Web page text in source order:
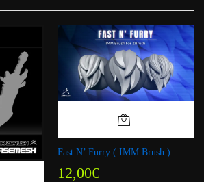
Fast N’ Furry ( IMM Brush )
12,00€